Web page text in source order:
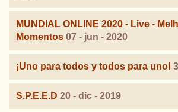
MUNDIAL ONLINE 2020 - Live -
Momentos 07 - jun - 2020
¡Uno para todos y todos para uno!
S.P.E.E.D 20 - dic - 2019